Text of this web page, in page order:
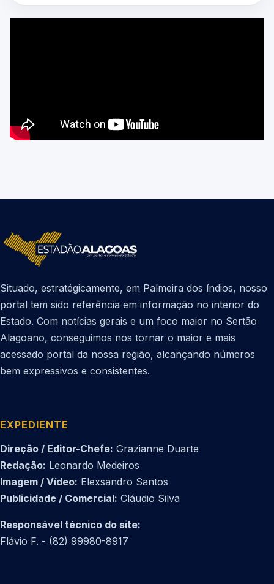
Situado, estratégicamente, em Palmeira dos índios, nosso
portal tem sido referência em informação no interior do
Estado. Com notícias gerais e um foco maior no Sertão
Alagoano, conseguimos nos tornar o maior e mais
acessado portal da nossa região, alcançando números
bem expressivos e consistentes.
EXPEDIENTE
Direção / Editor-Chefe: Grazianne Duarte
Redação: Leonardo Medeiros
Imagem / Vídeo: Elexsandro Santos
Publicidade / Comercial: Cláudio Silva
Responsável técnico do site:
Flávio F. - (82) 99980-8917